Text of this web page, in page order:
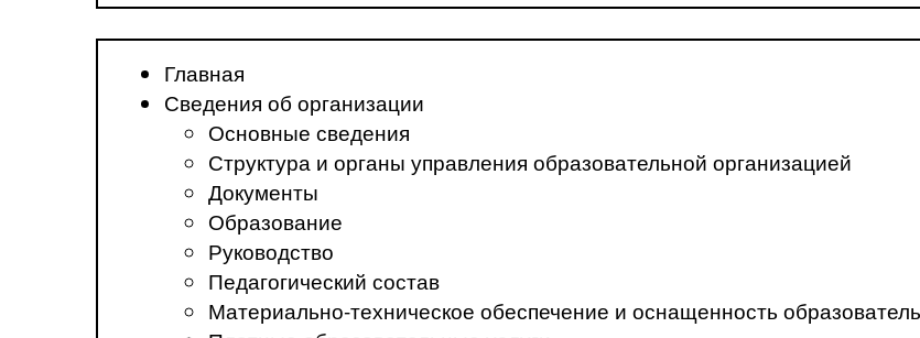
Главная
Сведения об организации
Основные сведения
Структура и органы управления образовательной организацией
Документы
Образование
Руководство
Педагогический состав
Материально-техническое обеспечение и оснащенность